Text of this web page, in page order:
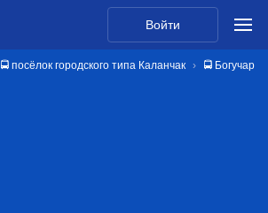
Войти
🚍 посёлок городского типа Каланчак 🚍 Богучар